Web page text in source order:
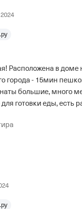
Расположена в
города - 15мин
большие, много
для готовки еды, есть